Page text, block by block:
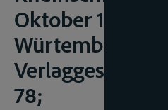
Oktober 1868,
Würtemberg,
78;